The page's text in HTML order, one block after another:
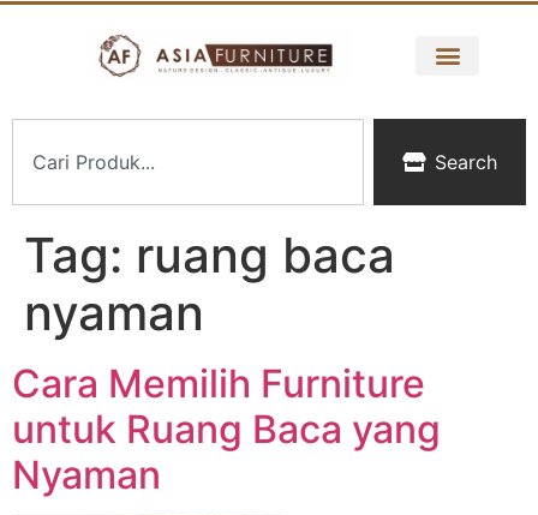
Search
Tag: ruang baca
nyaman
Cara Memilih Furniture
untuk Ruang Baca yang
Nyaman